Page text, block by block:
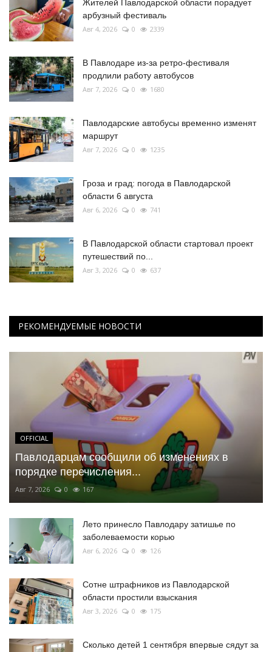
Жителей Павлодарской области порадует
арбузный фестиваль
Авг 4, 2026 0 2339
В Павлодаре из-за ретро-фестиваля
продлили работу автобусов
Авг 7, 2026 0 1680
Павлодарские автобусы временно изменят
маршрут
Авг 7, 2026 0 1235
Гроза и град: погода в Павлодарской
области 6 августа
Авг 6, 2026 0 741
В Павлодарской области стартовал проект
путешествий по...
Авг 3, 2026 0 637
РЕКОМЕНДУЕМЫЕ НОВОСТИ
OFFICIAL
Павлодарцам сообщили об изменениях в
порядке перечисления...
Авг 7, 2026 0 167
Лето принесло Павлодару затишье по
заболеваемости корью
Авг 6, 2026 0 126
Сотне штрафников из Павлодарской
области простили взыскания
Авг 3, 2026 0 175
Сколько детей 1 сентября впервые сядут за